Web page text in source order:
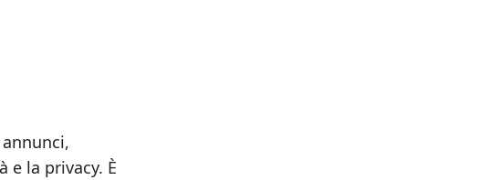
la privacy. È